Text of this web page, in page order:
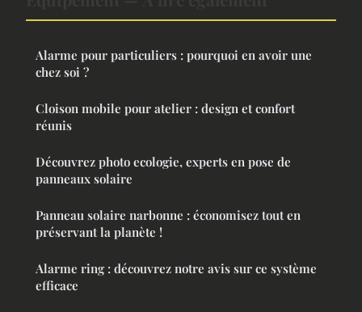
Alarme pour particuliers : pourquoi en avoir une
chez soi ?
Cloison mobile pour atelier : design et confort
réunis
Découvrez photo ecologie, experts en pose de
panneaux solaire
Panneau solaire narbonne : économisez tout en
préservant la planète !
Alarme ring : découvrez notre avis sur ce système
efficace